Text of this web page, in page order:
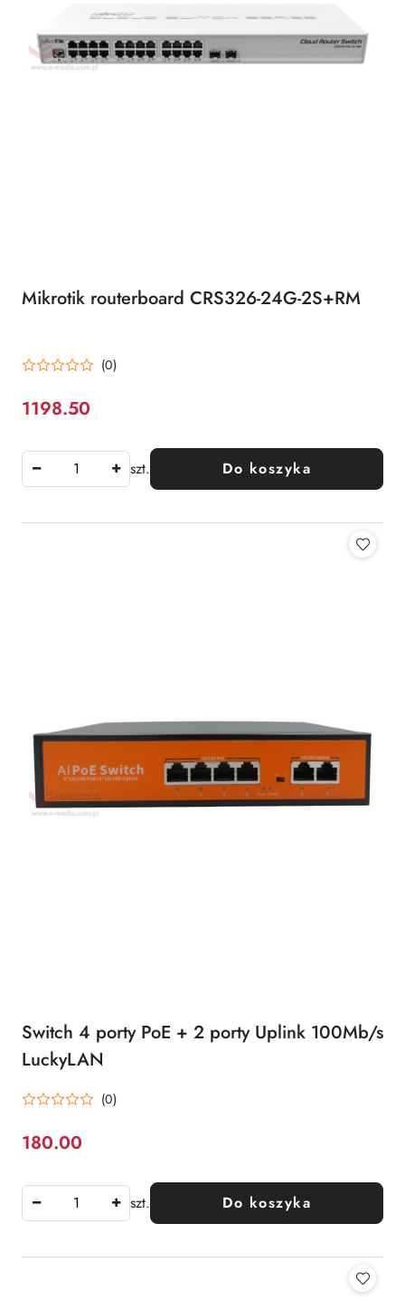
Mikrotik routerboard CRS326-24G-2S+RM
(0)
Cena:
1198.50
szt. Do koszyka
Switch 4 porty PoE + 2 porty Uplink 100Mb/s
LuckyLAN
(0)
Cena:
180.00
szt. Do koszyka